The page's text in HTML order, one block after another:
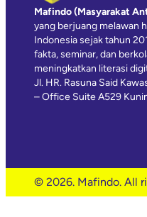
Mafindo (Masyarakat
yang berjuang melawan
Indonesia sejak tahun
fakta, seminar, dan
meningkatkan literasi
Jl. HR. Rasuna Said
– Office Suite A529
© 2026. Mafindo. All